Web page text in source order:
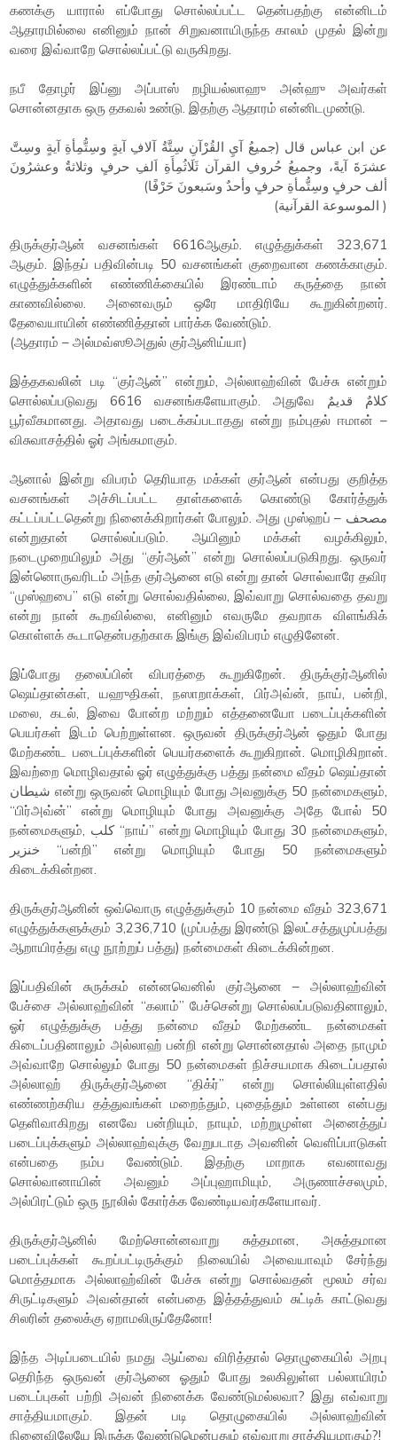
கணக்கு யாரால் எப்போது சொல்லப்பட்ட தென்பதற்கு என்னிடம்
ஆதாரமில்லை எனினும் நான் சிறுவனாயிருந்த காலம் முதல் இன்று
வரை இவ்வாறே சொல்லப்பட்டு வருகிறது.
நபீ தோழர் இப்னு அப்பாஸ் றழியல்லாஹு அன்ஹு அவர்கள்
சொன்னதாக ஒரு தகவல் உண்டு. இதற்கு ஆதாரம் என்னிடமுண்டு.
عن ابن عباس قال (جميعُ آيِ القُرْآنِ سِتَّةُ آلافِ آيةٍ وسِتُّمِأةِ آيةٍ وسِتَّ
عشرَةَ آيةً، وجميعُ حُروفِ القرآن ثَلَاثُمِأَةِ اَلفِ حرفٍ وثلاثةٌ وعشرُونَ
ألف حرفٍ وسِتُّمأةِ حرفٍ وأحدٌ وسَبعونَ حَرْفًا)
( الموسوعة القرآنية)
திருக்குர்ஆன் வசனங்கள் 6616ஆகும். எழுத்துக்கள் 323,671
ஆகும். இந்தப் பதிவின்படி 50 வசனங்கள் குறைவான கணக்காகும்.
எழுத்துக்களின் எண்ணிக்கையில் இரண்டாம் கருத்தை நான்
காணவில்லை. அனைவரும் ஒரே மாதிரியே கூறுகின்றனர்.
தேவையாயின் எண்ணித்தான் பார்க்க வேண்டும்.
(ஆதாரம் – அல்மவ்ஸூஅதுல் குர்ஆனிய்யா)
இத்தகவலின் படி “குர்ஆன்” என்றும், அல்லாஹ்வின் பேச்சு என்றும்
சொல்லப்படுவது 6616 வசனங்களேயாகும். அதுவே كلامٌ قديمٌ
பூர்வீகமானது. அதாவது படைக்கப்படாதது என்று நம்புதல் ஈமான் –
விசுவாசத்தில் ஓர் அங்கமாகும்.
ஆனால் இன்று விபரம் தெரியாத மக்கள் குர்ஆன் என்பது குறித்த
வசனங்கள் அச்சிடப்பட்ட தாள்களைக் கொண்டு கோர்த்துக்
கட்டப்பட்டதென்று நினைக்கிறார்கள் போலும். அது முஸ்ஹப் – مصحف
என்றுதான் சொல்லப்படும். ஆயினும் மக்கள் வழக்கிலும்,
நடைமுறையிலும் அது “குர்ஆன்” என்று சொல்லப்படுகிறது. ஒருவர்
இன்னொருவரிடம் அந்த குர்ஆனை எடு என்று தான் சொல்வாரே தவிர
“முஸ்ஹபை” எடு என்று சொல்வதில்லை, இவ்வாறு சொல்வதை தவறு
என்று நான் கூறவில்லை, எனினும் எவருமே தவறாக விளங்கிக்
கொள்ளக் கூடாதென்பதற்காக இங்கு இவ்விபரம் எழுதினேன்.
இப்போது தலைப்பின் விபரத்தை கூறுகிறேன். திருக்குர்ஆனில்
ஷெய்தான்கள், யஹுதிகள், நஸாறாக்கள், பிர்அவ்ன், நாய், பன்றி,
மலை, கடல், இவை போன்ற மற்றும் எத்தனையோ படைப்புக்களின்
பெயர்கள் இடம் பெற்றுள்ளன. ஒருவன் திருக்குர்ஆன் ஓதும் போது
மேற்கண்ட படைப்புக்களின் பெயர்களைக் கூறுகிறான். மொழிகிறான்.
இவற்றை மொழிவதால் ஓர் எழுத்துக்கு பத்து நன்மை வீதம் ஷெய்தான்
شيطان என்று ஒருவன் மொழியும் போது அவனுக்கு 50 நன்மைகளும்,
“பிர்அவ்ன்” என்று மொழியும் போது அவனுக்கு அதே போல் 50
நன்மைகளும், كلب “நாய்” என்று மொழியும் போது 30 நன்மைகளும்,
خنزير “பன்றி” என்று மொழியும் போது 50 நன்மைகளும்
கிடைக்கின்றன.
திருக்குர்ஆனின் ஒவ்வொரு எழுத்துக்கும் 10 நன்மை வீதம் 323,671
எழுத்துக்களுக்கும் 3,236,710 (முப்பத்து இரண்டு இலட்சத்துமுப்பத்து
ஆறாயிரத்து எழு நூற்றுப் பத்து) நன்மைகள் கிடைக்கின்றன.
இப்பதிவின் சுருக்கம் என்னவெனில் குர்ஆனை – அல்லாஹ்வின்
பேச்சை அல்லாஹ்வின் “கலாம்” பேச்சென்று சொல்லப்படுவதினாலும்,
ஓர் எழுத்துக்கு பத்து நன்மை வீதம் மேற்கண்ட நன்மைகள்
கிடைப்பதினாலும் அல்லாஹ் பன்றி என்று சொன்னதால் அதை நாமும்
அவ்வாறே சொல்லும் போது 50 நன்மைகள் நிச்சயமாக கிடைப்பதால்
அல்லாஹ் திருக்குர்ஆனை “திக்ர்” என்று சொல்லியுள்ளதில்
எண்ணற்கரிய தத்துவங்கள் மறைந்தும், புதைந்தும் உள்ளன என்பது
தெளிவாகிறது எனவே பன்றியும், நாயும், மற்றுமுள்ள அனைத்துப்
படைப்புக்களும் அல்லாஹ்வுக்கு வேறுபடாத அவனின் வெளிப்பாடுகள்
என்பதை நம்ப வேண்டும். இதற்கு மாறாக எவனாவது
சொல்வானாயின் அவனும் அப்புஹாமியும், அருணாச்சலமும்,
அல்பிரட்டும் ஒரு நூலில் கோர்க்க வேண்டியவர்களேயாவர்.
திருக்குர்ஆனில் மேற்சொன்னவாறு சுத்தமான, அசுத்தமான
படைப்புக்கள் கூறப்பட்டிருக்கும் நிலையில் அவையாவும் சேர்ந்து
மொத்தமாக அல்லாஹ்வின் பேச்சு என்று சொல்வதன் மூலம் சர்வ
சிருட்டிகளும் அவன்தான் என்பதை இத்தத்துவம் சுட்டிக் காட்டுவது
சிலரின் தலைக்கு ஏறாமலிருப்தேனோ!
இந்த அடிப்படையில் நமது ஆய்வை விரித்தால் தொழுகையில் அறபு
தெரிந்த ஒருவன் குர்ஆனை ஓதும் போது உலகிலுள்ள பல்லாயிரம்
படைப்புகள் பற்றி அவன் நினைக்க வேண்டுமல்லவா? இது எவ்வாறு
சாத்தியமாகும். இதன் படி தொழுகையில் அல்லாஹ்வின்
நினைவிலேயே இருக்க வேண்டுமென்பதும் எவ்வாறு சாத்தியமாகும்?!